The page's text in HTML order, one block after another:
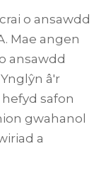
o ansawdd
Mae angen
ansawdd
â'r
safon
gwahanol
a